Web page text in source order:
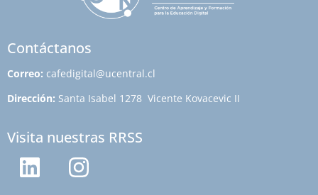
Contáctanos
Correo: cafedigital@ucentral.cl
Dirección: Santa Isabel 1278 Vicente Kovacevic II
Visita nuestras RRSS